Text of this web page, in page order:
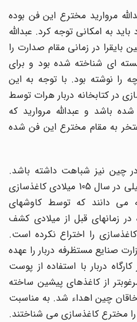
مروارید مخترع این فن بوده
به امکانی توجه کرد. عبدالله
در زمانی مقام صدارت را
ای شناخته شده بود و برای
را نوشته بود. با توجه به این
در کتابخانه دربار هرات توسط
باشد و عبدالله مروارید که
به مقام مخترع این فن شده
چین نیز شباهت داشته باشد.
سابقاً می گفتند که سای لون چیلی در سال 105 میلادی کاغذسازی
می دانند که توسط کاوشهای
زمانهای قبل از میلادی کشف
را اختراع نکرده است.
صنایع مستظرفه دربار را عهده
دربار با استفاده از پوست
از کاغذهای پیشین ساخته
چین اهداء شد. به مناسبت
مخترع کاغذسازی می شناختند.